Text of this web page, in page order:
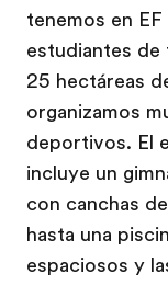
tenemos en
estudiantes de
25 hectáreas
organizamos
deportivos. El
incluye un
con canchas
hasta una
espaciosos y